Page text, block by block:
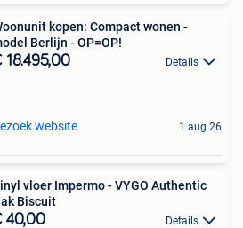
kopen: Compact wonen -
Berlijn - OP=OP!
18.495,00 Details
website 1 aug 26
vloer Impermo - VYGO Authentic
Biscuit
40,00 Details